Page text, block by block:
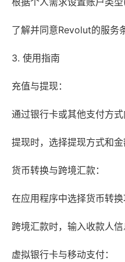
了解并同意Revolut的服务
3. 使用指南
充值与提现：
通过银行卡或其他支付方式
提现时，选择提现方式和金
货币转换与跨境汇款：
在应用程序中选择货币转
跨境汇款时，输入收款人
虚拟银行卡与移动支付：